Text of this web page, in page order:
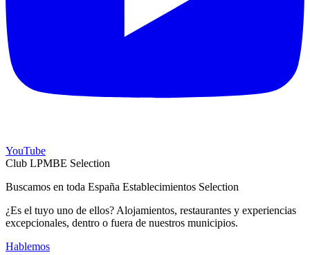
YouTube
Club LPMBE Selection
Buscamos en toda España Establecimientos Selection
¿Es el tuyo uno de ellos? Alojamientos, restaurantes y experiencias
excepcionales, dentro o fuera de nuestros municipios.
Hablemos